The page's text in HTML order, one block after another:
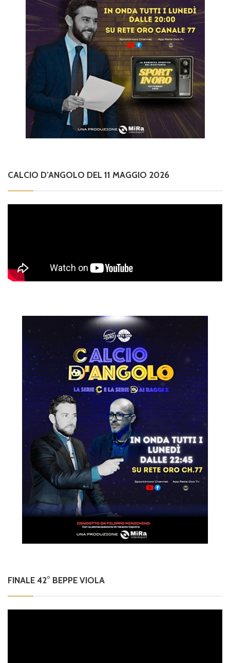
CALCIO D’ANGOLO DEL 11 MAGGIO 2026
FINALE 42° BEPPE VIOLA